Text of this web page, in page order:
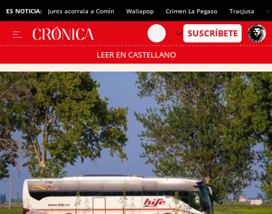
ES NOTICIA: Junts acorrala a Comín Wallapop Crimen La Pegaso Tracjusa
LEER EN CASTELLANO
Pásate al MODO AHORRO